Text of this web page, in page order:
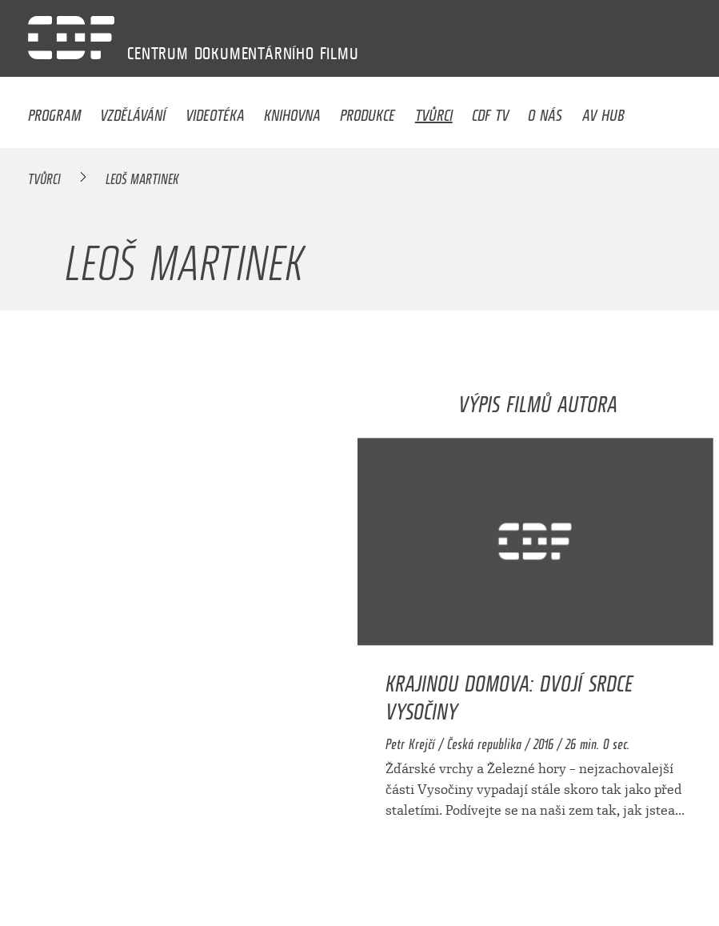
CENTRUM DOKUMENTÁRNÍHO FILMU
PROGRAM VZDĚLÁVÁNÍ VIDEOTÉKA KNIHOVNA PRODUKCE TVŮRCI CDF TV O NÁS AV HUB
TVŮRCI LEOŠ MARTINEK
LEOŠ MARTINEK
VÝPIS FILMŮ AUTORA
KRAJINOU DOMOVA: DVOJÍ SRDCE
VYSOČINY
Petr Krejčí / Česká republika / 2016 / 26 min. 0 sec.
Žďárské vrchy a Železné hory – nejzachovalejší
části Vysočiny vypadají stále skoro tak jako před
staletími. Podívejte se na naši zem tak, jak jstea...